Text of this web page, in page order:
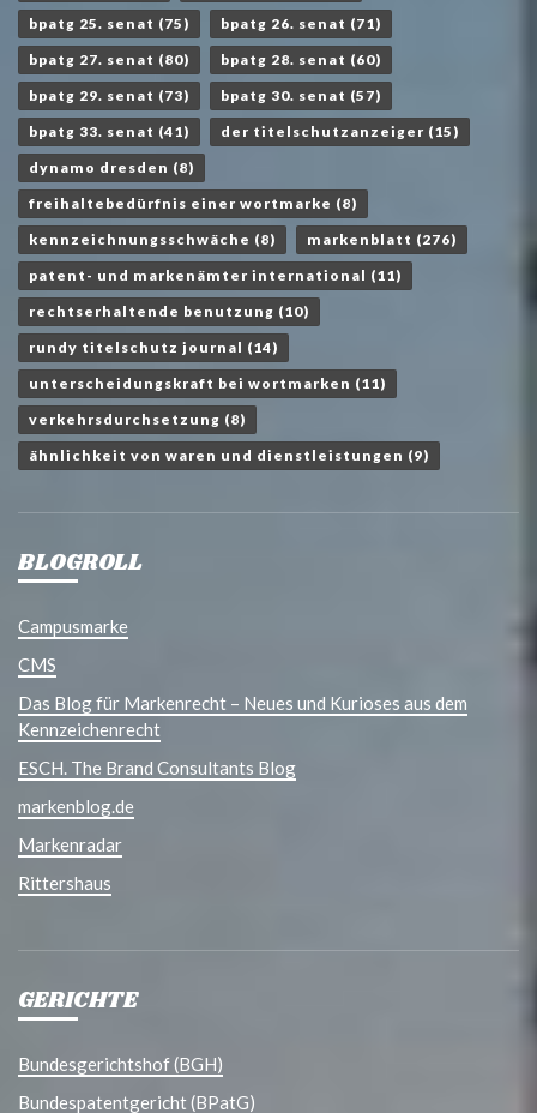
bpatg 25. senat (75) bpatg 26. senat (71)
bpatg 27. senat (80) bpatg 28. senat (60)
bpatg 29. senat (73) bpatg 30. senat (57)
bpatg 33. senat (41) der titelschutzanzeiger (15)
dynamo dresden (8)
freihaltebedürfnis einer wortmarke (8)
kennzeichnungsschwäche (8) markenblatt (276)
patent- und markenämter international (11)
rechtserhaltende benutzung (10)
rundy titelschutz journal (14)
unterscheidungskraft bei wortmarken (11)
verkehrsdurchsetzung (8)
ähnlichkeit von waren und dienstleistungen (9)
BLOGROLL
Campusmarke
CMS
Das Blog für Markenrecht – Neues und Kurioses aus dem
Kennzeichenrecht
ESCH. The Brand Consultants Blog
markenblog.de
Markenradar
Rittershaus
GERICHTE
Bundesgerichtshof (BGH)
Bundespatentgericht (BPatG)